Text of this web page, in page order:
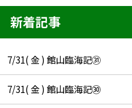
新着記事
7/31( 金 ) 館山臨海記㉛
7/31( 金 ) 館山臨海記㉚